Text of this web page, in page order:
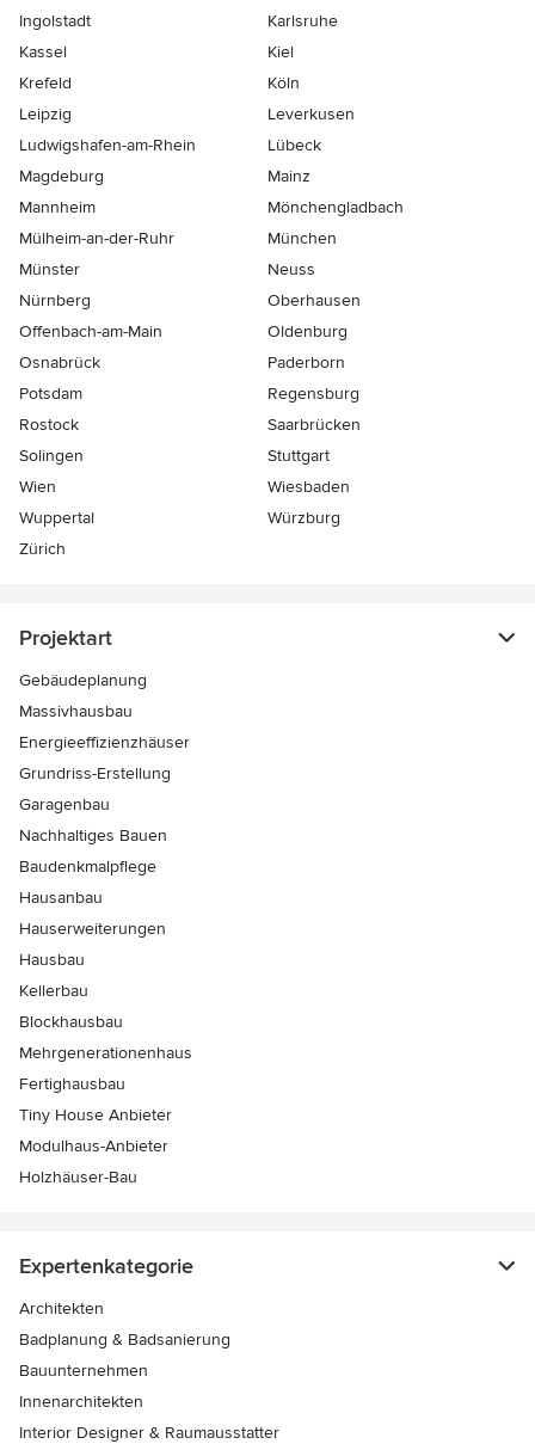
Ingolstadt
Karlsruhe
Kassel
Kiel
Krefeld
Köln
Leipzig
Leverkusen
Ludwigshafen-am-Rhein
Lübeck
Magdeburg
Mainz
Mannheim
Mönchen­gladbach
Mülheim-an-der-Ruhr
München
Münster
Neuss
Nürnberg
Oberhausen
Offenbach-am-Main
Oldenburg
Osnabrück
Paderborn
Potsdam
Regensburg
Rostock
Saarbrücken
Solingen
Stuttgart
Wien
Wiesbaden
Wuppertal
Würzburg
Zürich
Projektart
Gebäudeplanung
Massivhausbau
Energieeffizienzhäuser
Grundriss-Erstellung
Garagenbau
Nachhaltiges Bauen
Baudenkmalpflege
Hausanbau
Hauserweiterungen
Hausbau
Kellerbau
Blockhausbau
Mehrgenerationenhaus
Fertighausbau
Tiny House Anbieter
Modulhaus-Anbieter
Holzhäuser-Bau
Expertenkategorie
Architekten
Badplanung & Badsanierung
Bauunternehmen
Innenarchitekten
Interior Designer & Raumausstatter